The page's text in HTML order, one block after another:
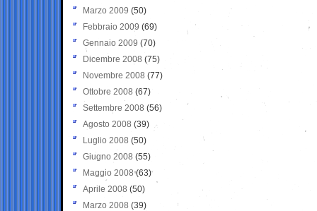
Marzo 2009 (50)
Febbraio 2009 (69)
Gennaio 2009 (70)
Dicembre 2008 (75)
Novembre 2008 (77)
Ottobre 2008 (67)
Settembre 2008 (56)
Agosto 2008 (39)
Luglio 2008 (50)
Giugno 2008 (55)
Maggio 2008(63)
Aprile 2008 (50)
Marzo 2008 (39)